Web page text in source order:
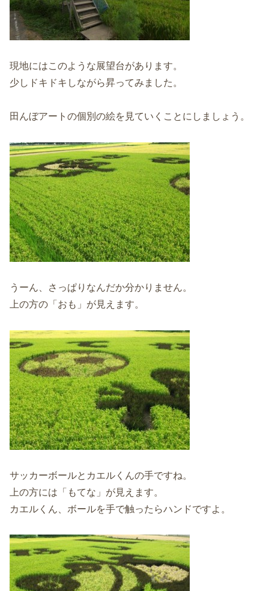
現地にはこのような展望台があります。
少しドキドキしながら昇ってみました。
田んぼアートの個別の絵を見ていくことにしましょう。
うーん、さっぱりなんだか分かりません。
上の方の「おも」が見えます。
サッカーボールとカエルくんの手ですね。
上の方には「もてな」が見えます。
カエルくん、ボールを手で触ったらハンドですよ。